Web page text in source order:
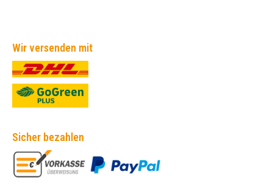
Wir versenden mit
Sicher bezahlen